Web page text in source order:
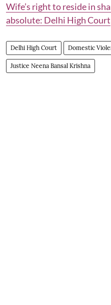
Wife’s right to reside in
absolute: Delhi High Court
Delhi High Court Domestic
Justice Neena Bansal Krishna